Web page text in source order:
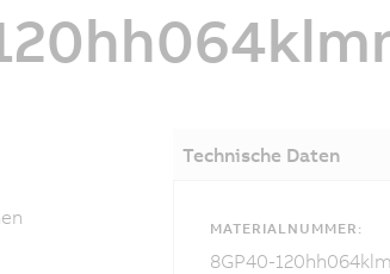
Technische Daten
MATERIALNUMMER:
8GP40-